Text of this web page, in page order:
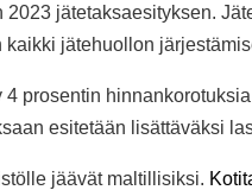
jätetaksaesityksen.
jätehuollon
prosentin
esitetään lisättäväksi
jäävät maltillisiksi.